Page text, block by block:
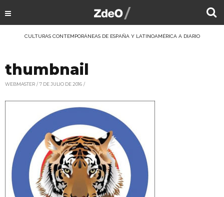
CULTURAS CONTEMPORÁNEAS DE ESPAÑA Y LATINOAMÉRICA A DIARIO
thumbnail
WEBMASTER 7 DE JULIO DE 2016